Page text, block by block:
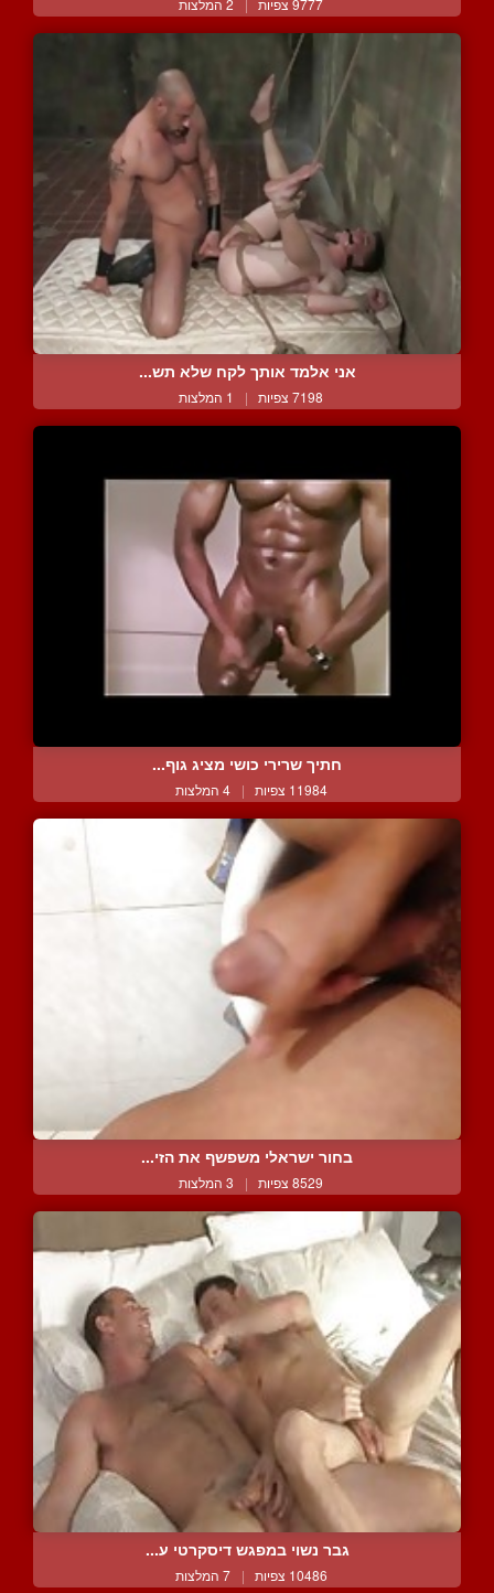
9777 צפיות 2 המלצות
אני אלמד אותך לקח שלא תש...
7198 צפיות | 1 המלצות
חתיך שרירי כושי מציג גוף...
11984 צפיות | 4 המלצות
בחור ישראלי משפשף את הזי...
8529 צפיות | 3 המלצות
גבר נשוי במפגש דיסקרטי ע...
10486 צפיות | 7 המלצות